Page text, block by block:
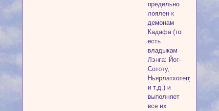
предельно
лоялен к
демонам
Кадафа (то
есть
владыкам
Лэнга: Йог-
Сототу,
Ньярлатхотепу
и т.д.) и
выполняет
все их